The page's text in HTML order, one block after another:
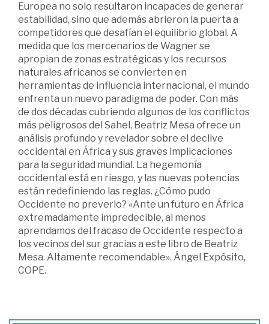
Europea no solo resultaron incapaces de generar
estabilidad, sino que además abrieron la puerta a
competidores que desafían el equilibrio global. A
medida que los mercenarios de Wagner se
apropian de zonas estratégicas y los recursos
naturales africanos se convierten en
herramientas de influencia internacional, el mundo
enfrenta un nuevo paradigma de poder. Con más
de dos décadas cubriendo algunos de los conflictos
más peligrosos del Sahel, Beatriz Mesa ofrece un
análisis profundo y revelador sobre el declive
occidental en África y sus graves implicaciones
para la seguridad mundial. La hegemonía
occidental está en riesgo, y las nuevas potencias
están redefiniendo las reglas. ¿Cómo pudo
Occidente no preverlo? «Ante un futuro en África
extremadamente impredecible, al menos
aprendamos del fracaso de Occidente respecto a
los vecinos del sur gracias a este libro de Beatriz
Mesa. Altamente recomendable». Ángel Expósito,
COPE.